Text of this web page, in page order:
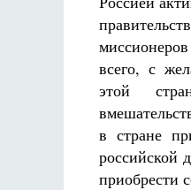
всего, с
этой
в стране
российской
приобрести